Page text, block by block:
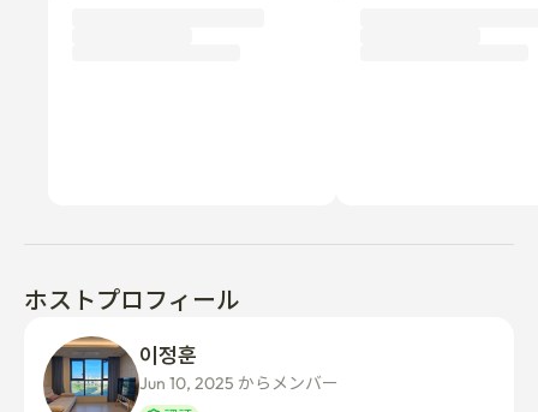
ホストプロフィール
Jun 10, 2025 からメンバー